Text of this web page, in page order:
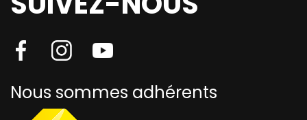
Nous sommes adhérents